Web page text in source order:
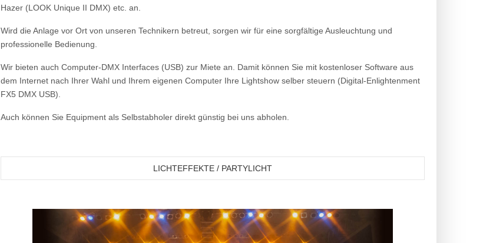
Hazer (LOOK Unique II DMX) etc. an.
Wird die Anlage vor Ort von unseren Technikern betreut, sorgen wir für eine sorgfältige Ausleuchtung und
professionelle Bedienung.
Wir bieten auch Computer-DMX Interfaces (USB) zur Miete an. Damit können Sie mit kostenloser Software aus
dem Internet nach Ihrer Wahl und Ihrem eigenen Computer Ihre Lightshow selber steuern (Digital-Enlightenment
FX5 DMX USB).
Auch können Sie Equipment als Selbstabholer direkt günstig bei uns abholen.
LICHTEFFEKTE / PARTYLICHT